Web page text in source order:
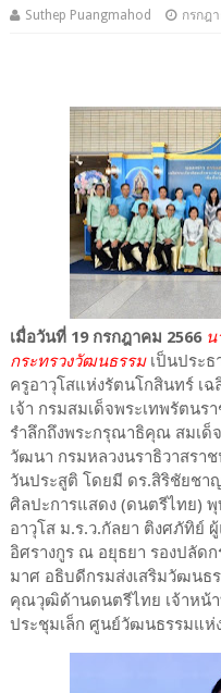
Suthep Puangmahod กรกฎ
เมื่อวันที่ 19 กรกฎาคม 2566 น
กระทรวงวัฒนธรรมเป็นประธ
ครูอาวุโสแห่งรัตนโกสินทร์ เ
เจ้า กรมสมเด็จพระเทพรัตน
รำลึกถึงพระกรุณาธิคุณ สมเด็
วัฒนา กรมหลวงนราธิวาสรา
วันประสูติ โดยมี ดร.สิริชัยช
ศิลปะการแสดง (ดนตรีไทย)
อาวุโส ม.ร.ว.กัลยา ติงศภัทิย์
อิศรางกูร ณ อยุธยา รองปลัด
มาศ อธิบดีกรมส่งเสริมวัฒนธ
คุณวุฒิด้านดนตรีไทย เจ้าหน้
ประชุมเล็ก ศูนย์วัฒนธรรมแห่